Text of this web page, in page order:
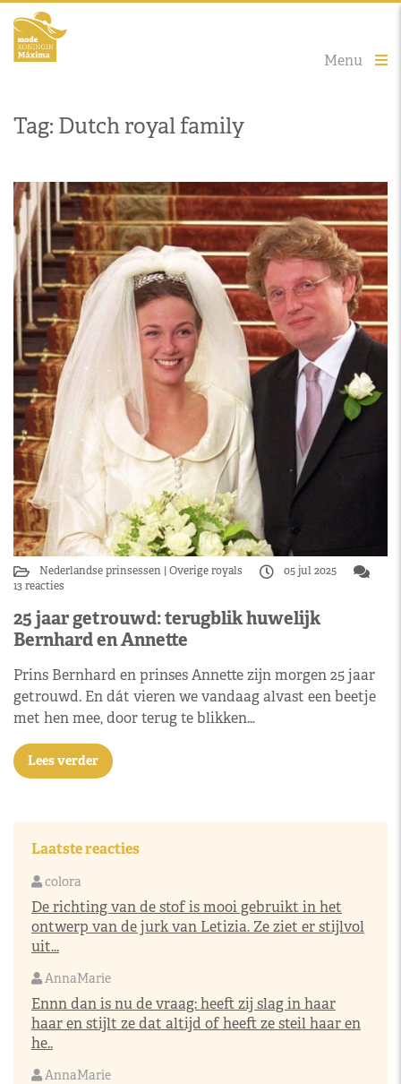
Menu
Tag: Dutch royal family
Nederlandse prinsessen Overige royals
05 jul 2025
13 reacties
25 jaar getrouwd: terugblik huwelijk
Bernhard en Annette
Prins Bernhard en prinses Annette zijn morgen 25 jaar
getrouwd. En dát vieren we vandaag alvast een beetje
met hen mee, door terug te blikken…
Lees verder
Laatste reacties
colora
De richting van de stof is mooi gebruikt in het
ontwerp van de jurk van Letizia. Ze ziet er stijlvol
uit...
AnnaMarie
Ennn dan is nu de vraag: heeft zij slag in haar
haar en stijlt ze dat altijd of heeft ze steil haar en
he..
AnnaMarie